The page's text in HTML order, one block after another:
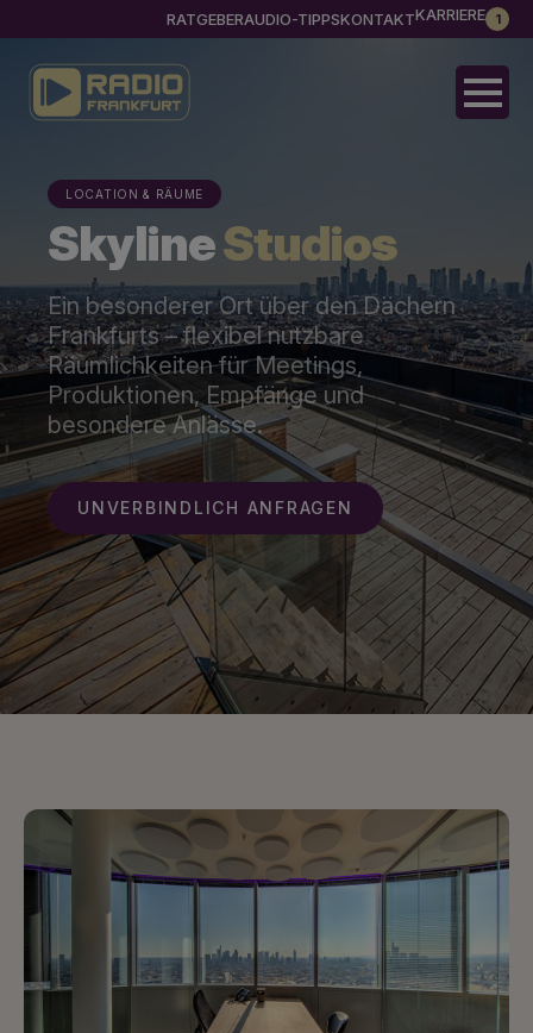
RATGEBERAUDIO-TIPPSKONTAKTKARRIERE 1
LOCATION & RÄUME
SkylineStudios
Ein besonderer Ort über den Dächern
Frankfurts – flexibel nutzbare
Räumlichkeiten für Meetings,
Produktionen, Empfänge und
besondere Anlässe.
UNVERBINDLICH ANFRAGEN